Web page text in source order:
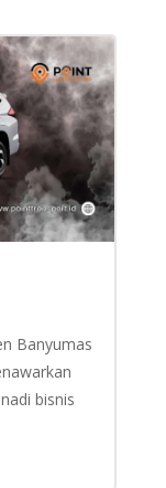
Banyumas
bisnis